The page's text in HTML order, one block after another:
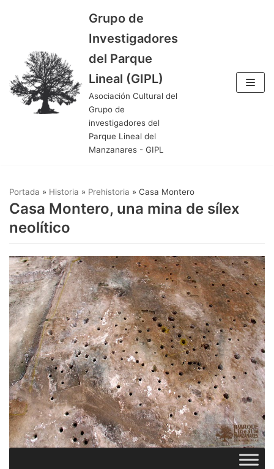
contenido
Grupo de
Investigadores
del Parque
Lineal (GIPL)
Asociación Cultural del
Grupo de
investigadores del
Parque Lineal del
Manzanares - GIPL
Portada » Historia » Prehistoria » Casa Montero
Casa Montero, una mina de sílex
neolítico